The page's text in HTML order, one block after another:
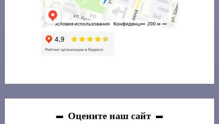
Оцените наш сайт